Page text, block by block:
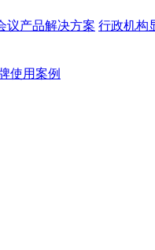
议产品解决方案 行政机构
使用案例